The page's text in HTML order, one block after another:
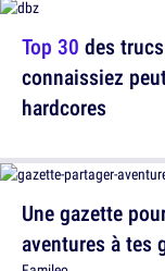
Top 30 des
connaissiez
hardcores
Une gazette
aventures à tes